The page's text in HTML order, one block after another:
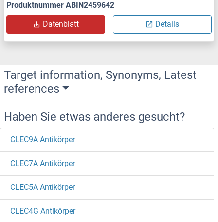
Produktnummer ABIN2459642
Datenblatt Details
Target information, Synonyms, Latest
references
Haben Sie etwas anderes gesucht?
CLEC9A Antikörper
CLEC7A Antikörper
CLEC5A Antikörper
CLEC4G Antikörper